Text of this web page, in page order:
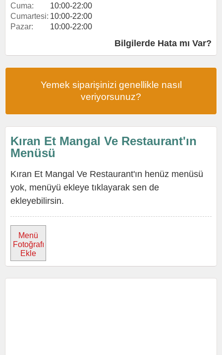
Cuma:
10:00-22:00
Cumartesi: 10:00-22:00
Pazar:
10:00-22:00
Bilgilerde Hata mı Var?
Yemek siparişinizi genellikle nasıl
veriyorsunuz?
Kıran Et Mangal Ve Restaurant'ın
Menüsü
Kıran Et Mangal Ve Restaurant'ın henüz menüsü
yok, menüyü ekleye tıklayarak sen de
ekleyebilirsin.
Menü
Fotoğrafı
Ekle